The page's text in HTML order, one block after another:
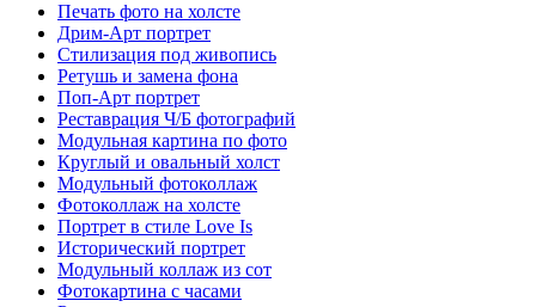
Печать фото на холсте
Дрим-Арт портрет
Стилизация под живопись
Ретушь и замена фона
Поп-Арт портрет
Реставрация Ч/Б фотографий
Модульная картина по фото
Круглый и овальный холст
Модульный фотоколлаж
Фотоколлаж на холсте
Портрет в стиле Love Is
Исторический портрет
Модульный коллаж из сот
Фотокартина с часами